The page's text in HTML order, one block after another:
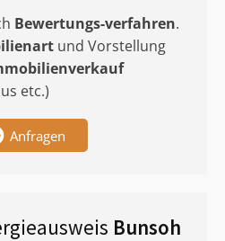
Bewertungs-verfahren.
und Vorstellung
etc.)
Anfragen
Bunsoh